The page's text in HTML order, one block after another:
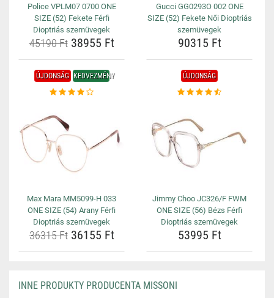
Police VPLM07 0700 ONE
SIZE (52) Fekete Férfi
Dioptriás szemüvegek
45190 Ft38955 Ft
Gucci GG0293O 002 ONE
SIZE (52) Fekete Női Dioptriás
szemüvegek
90315 Ft
ÚJDONSÁG KEDVEZMÉNY
Max Mara MM5099-H 033
ONE SIZE (54) Arany Férfi
Dioptriás szemüvegek
36315 Ft36155 Ft
ÚJDONSÁG
Jimmy Choo JC326/F FWM
ONE SIZE (56) Bézs Férfi
Dioptriás szemüvegek
53995 Ft
INNE PRODUKTY PRODUCENTA MISSONI